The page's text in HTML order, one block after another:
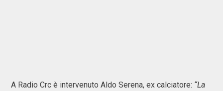
A Radio Crc è intervenuto Aldo Serena, ex calciatore: “La